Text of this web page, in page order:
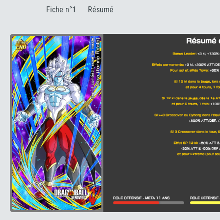
Fiche n°1